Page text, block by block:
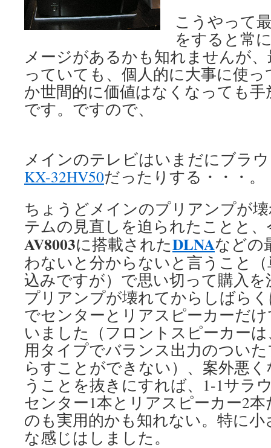
こうやって
をすると常
メージがあるかも知れませんが
っていても、個人的に大事に使
か世間的に価値はなくなっても
です。ですので、
メインのテレビはいまだにブラ
KX-32HV50だったりする・・・。
ちょうどメインのプリアンプが
テムの見直しを迫られたことと、
AV8003に搭載されたDLNAなどの
わないと分からないと言うこと
込みですが）で思い切って購入
プリアンプが壊れてからしばら
でセンターとリアスピーカーだ
いました（フロントスピーカー
用タイプでバランス出力のつい
らすことができない）、案外悪
うことを抜きにすれば、1-1サラ
センター1本とリアスピーカー2
のも実用的かも知れない。特に
な感じはしました。